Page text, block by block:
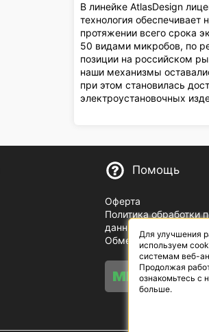
В линейке AtlasDesign
технология
протяжении всего срока
50 видами микробов, по
позиции на российском
наши механизмы
при этом становилась
электроустановочных
Помощь
Оферта
Политика обработки
данных
Обмен и возврат
Для улучшения
используем
системам веб-
Продолжая
ознакомьтесь с
больше.